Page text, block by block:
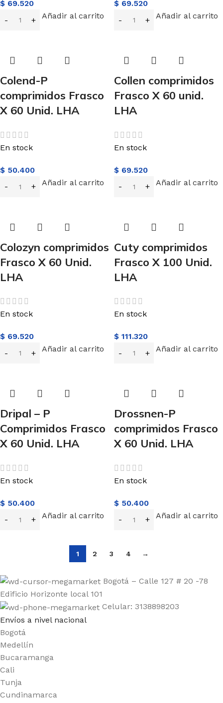
$ 69.520
Añadir al carrito
$ 69.520
Añadir al carrito
Colend-P
comprimidos Frasco
X 60 Unid. LHA
En stock
$ 50.400
Añadir al carrito
Collen comprimidos
Frasco X 60 unid.
LHA
En stock
$ 69.520
Añadir al carrito
Colozyn comprimidos
Frasco X 60 Unid.
LHA
En stock
$ 69.520
Añadir al carrito
Cuty comprimidos
Frasco X 100 Unid.
LHA
En stock
$ 111.320
Añadir al carrito
Dripal – P
Comprimidos Frasco
X 60 Unid. LHA
En stock
$ 50.400
Añadir al carrito
Drossnen-P
comprimidos Frasco
X 60 Unid. LHA
En stock
$ 50.400
Añadir al carrito
1 2 3 4 →
Bogotá – Calle 127 # 20 -78
Edificio Horizonte local 101
Celular: 3138898203
Envíos a nivel nacional
Bogotá
Medellín
Bucaramanga
Cali
Tunja
Cundinamarca